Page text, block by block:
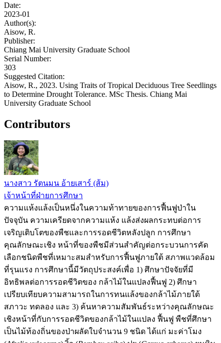
Date:
2023-01
Author(s):
Aisow, R.
Publisher:
Chiang Mai University Graduate School
Serial Number:
303
Suggested Citation:
Aisow, R., 2023. Using Traits of Tropical Deciduous Tree Seedlings
to Determine Drought Tolerance. MSc Thesis. Chiang Mai
University Graduate School
Contributors
นางสาว รัตนมน อ้ายเสาร์ (ส้ม)
เจ้าหน้าที่ฝ่ายการศึกษา
ความแห้งแล้งเป็นหนึ่งในความท้าทายของการฟื้นฟูป่าใน
ปัจจุบัน ความเครียดจากความแห้ง แล้งส่งผลกระทบต่อการ
เจริญเติบโตของพืชและการรอดชีวิตหลังปลูก การศึกษา
คุณลักษณะเชิง หน้าที่ของพืชมีส่วนสำคัญต่อกระบวนการคัด
เลือกชนิดพืชที่เหมาะสมสำหรับการฟื้นฟูภายใต้ สภาพแวดล้อม
ที่รุนแรง การศึกษานี้มีวัตถุประสงค์เพื่อ 1) ศึกษาปัจจัยที่มี
อิทธิพลต่อการรอดชีวิตของ กล้าไม้ในแปลงฟื้นฟู 2) ศึกษา
เปรียบเทียบความสามารถในการทนแล้งของกล้าไม้ภายใต้
สภาวะ ทดลอง และ 3) ค้นหาความสัมพันธ์ระหว่างคุณลักษณะ
เชิงหน้าที่กับการรอดชีวิตของกล้าไม้ในแปลง ฟื้นฟู พืชที่ศึกษา
เป็นไม้ท้องถิ่นของป่าผลัดใบจำนวน 9 ชนิด ได้แก่ มะค่าโมง